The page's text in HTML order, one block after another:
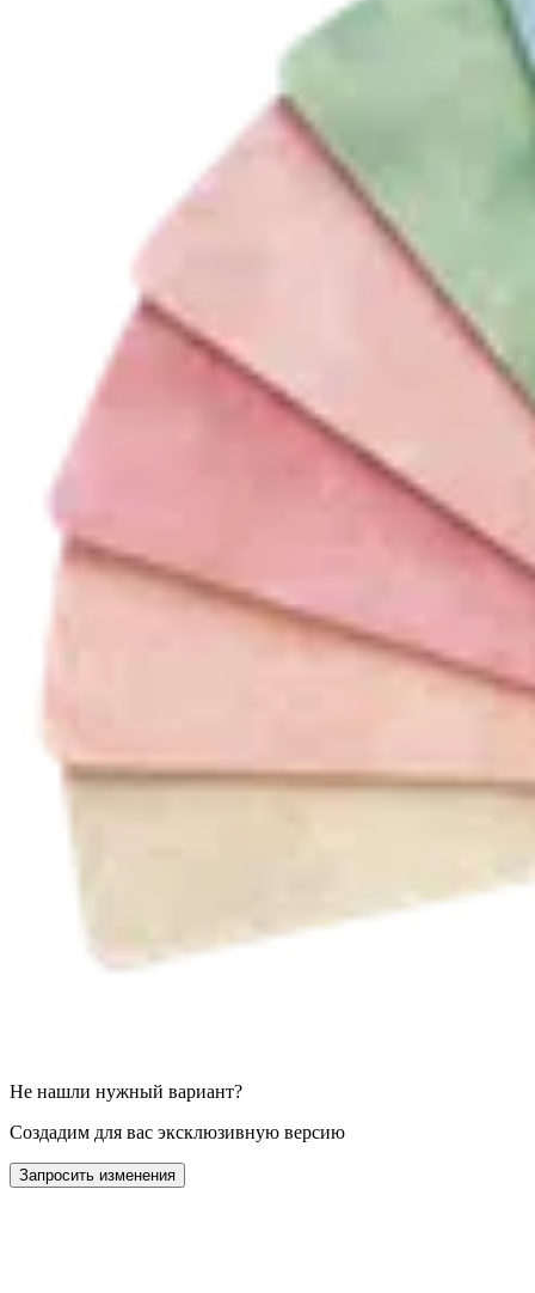
Не нашли нужный вариант?
Создадим для вас эксклюзивную версию
Запросить изменения